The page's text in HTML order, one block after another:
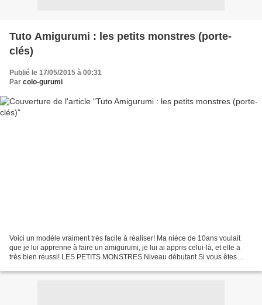
Tuto Amigurumi : les petits monstres (porte-
clés)
Publié le 17/05/2015 à 00:31
Par colo-gurumi
Voici un modèle vraiment très facile à réaliser! Ma nièce de 10ans voulait
que je lui apprenne à faire un amigurumi, je lui ai appris celui-là, et elle a
très bien réussi! LES PETITS MONSTRES Niveau débutant Si vous êtes